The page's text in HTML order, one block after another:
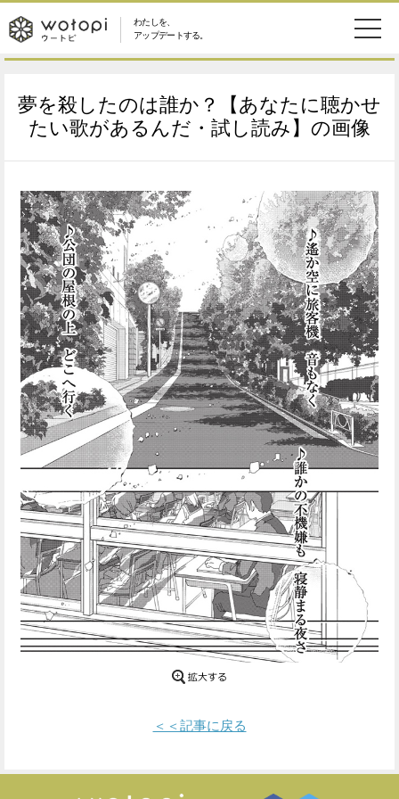
わたしを、
アップデートする。
wotopi
-
ウ
ー
ト
ピ
ニ
美容・コスメ 妊娠・出産
健康 ワークスタイル
ライフスタイル ファッション
ソーシャル SDGs
アイテム
検
索
ウートピとは？
Facebook
で
シ
ェ
ア
す
る
Twitter
で
シ
ェ
ア
す
る
夢を殺したのは誰か？【あなたに聴かせ
たい歌があるんだ・試し読み】の画像
＜＜記事に戻る